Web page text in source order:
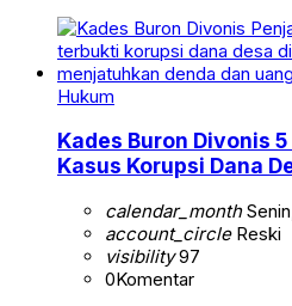
Hukum
Kades Buron Divonis
Kasus Korupsi Dana
calendar_month
account_circleReski
visibility97
0Komentar